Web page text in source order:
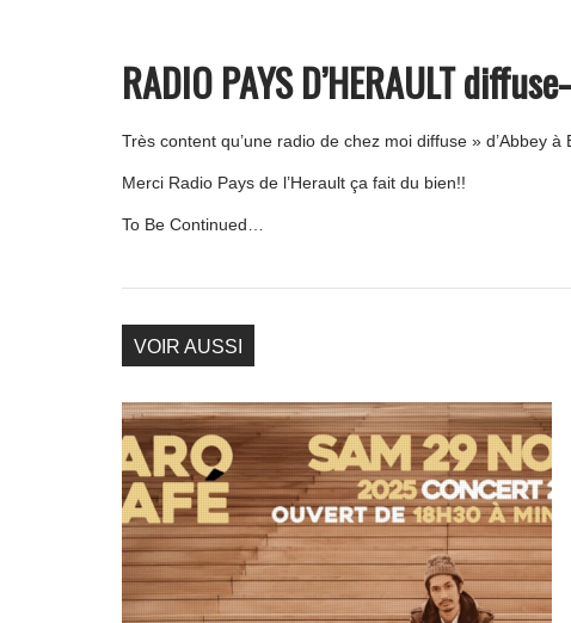
RADIO PAYS D’HERAULT
Très content qu’une radio de chez moi diffuse » d’Abbey à
Merci Radio Pays de l’Herault ça fait du bien!!
To Be Continued…
VOIR AUSSI